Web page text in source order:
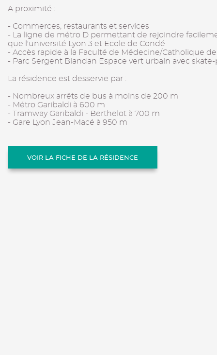
A proximité :
- Commerces, restaurants et services
- La ligne de métro D permettant de rejoindre
que l'université Lyon 3 et Ecole de Condé
- Accès rapide à la Faculté de Médecine/Catholique
- Parc Sergent Blandan Espace vert urbain avec
La résidence est desservie par :
- Nombreux arrêts de bus à moins de 200 m
- Métro Garibaldi à 600 m
- Tramway Garibaldi - Berthelot à 700 m
- Gare Lyon Jean-Macé à 950 m
VOIR LA FICHE DE LA RÉSIDENCE